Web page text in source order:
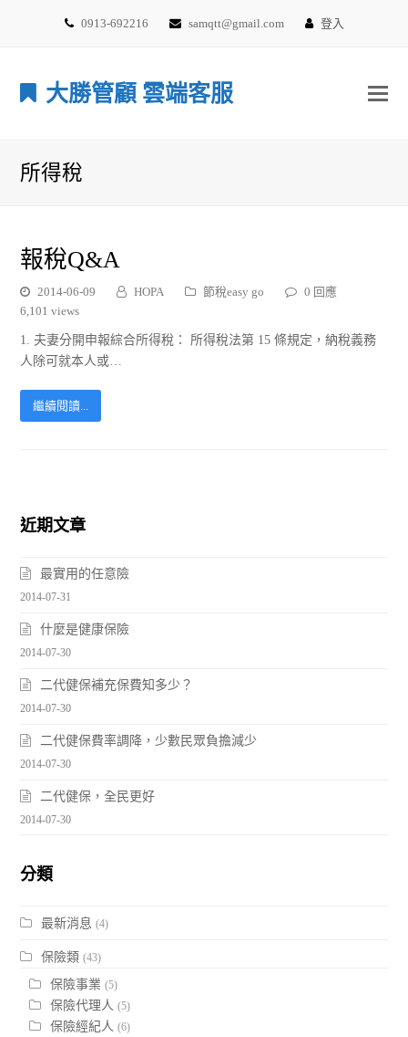
0913-692216 samqtt@gmail.com 登入
大勝管顧 雲端客服
所得稅
報稅Q&A
2014-06-09 HOPA 節稅easy go
0 回應
6,101 views
1. 夫妻分開申報綜合所得稅： 所得稅法第 15 條規定，納稅義務
人除可就本人或…
繼續閱讀...
近期文章
最實用的任意險
2014-07-31
什麼是健康保險
2014-07-30
二代健保補充保費知多少？
2014-07-30
二代健保費率調降，少數民眾負擔減少
2014-07-30
二代健保，全民更好
2014-07-30
分類
最新消息 (4)
保險類 (43)
保險事業 (5)
保險代理人 (5)
保險經紀人 (6)